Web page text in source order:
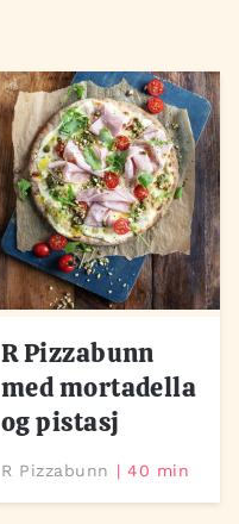
R Pizzabunn
med mortadella
og pistasj
R Pizzabunn 40 min